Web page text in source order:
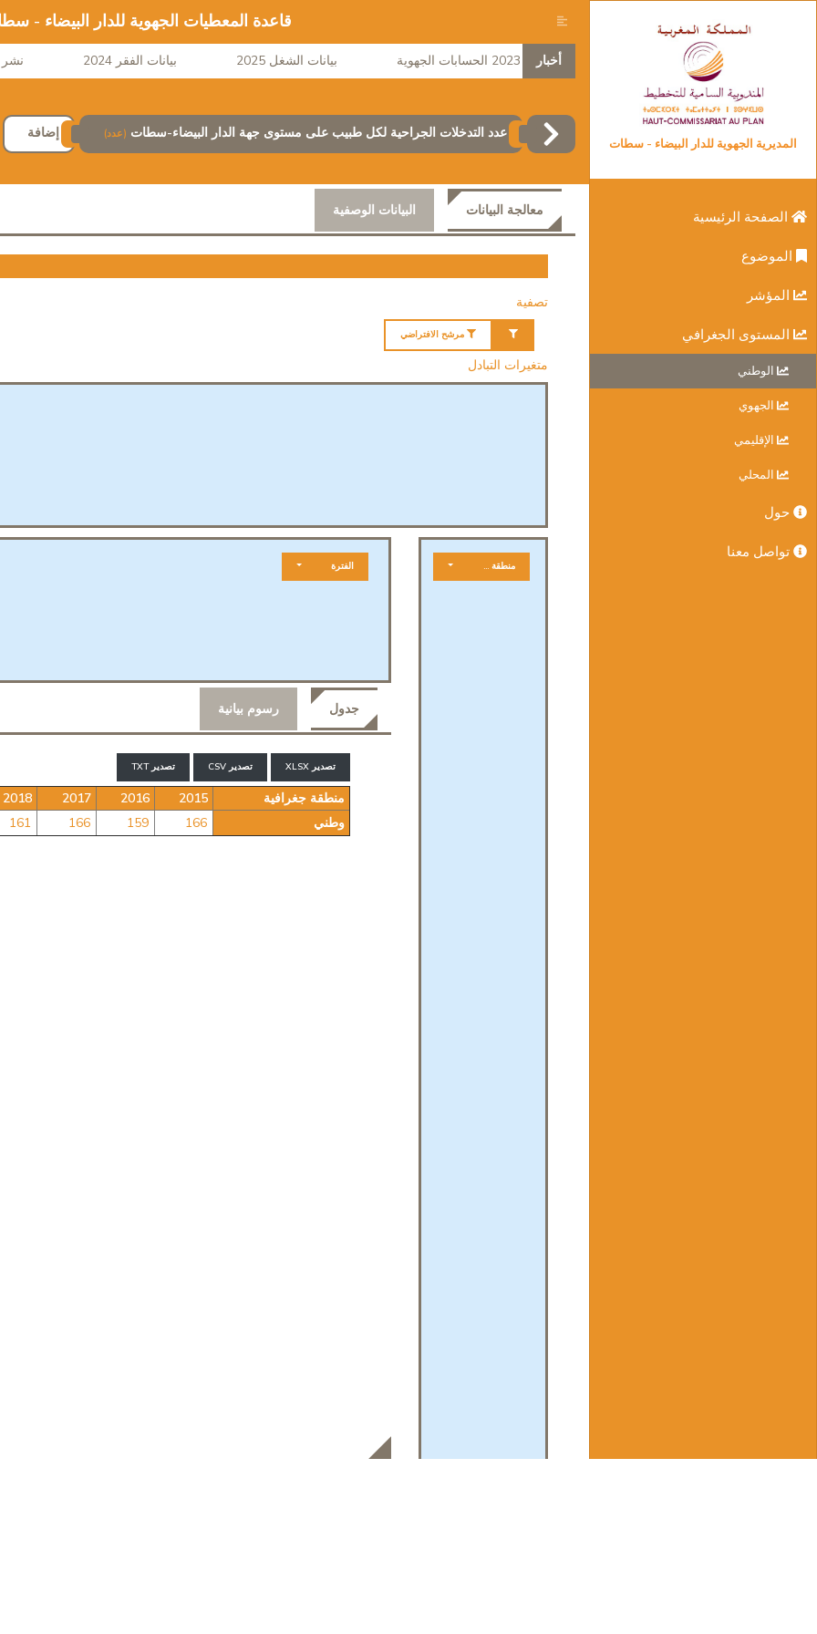
المديرية الجهوية للدار البيضاء - سطات
الصفحة الرئيسية
الموضوع
المؤشر
المستوى الجغرافي
الوطني
الجهوي
الإقليمي
المحلي
حول
تواصل معنا
قاعدة المعطيات الجهوية للدار البيضاء -
أخبار 2023 الحسابات الجهوية بيانات الشغل 2025 بيانات الفقر 2024 نشر
عدد التدخلات الجراحية لكل طبيب على مستوى جهة الدار البيضاء-سطات (عدد) إضافة
معالجة البيانات البيانات الوصفية
تصفية
مرشح الافتراضي
متغيرات التبادل
منطقة جغرافية الفترة
جدول رسوم بيانية
تصدير XLSX تصدير CSV تصدير TXT
منطقة جغرافية 2015
2016
2017
2018
وطني
166
159
166
161